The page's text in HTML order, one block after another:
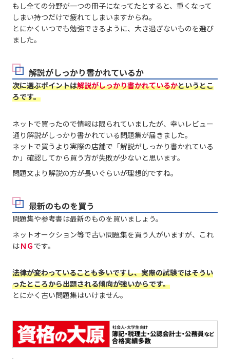
もし全ての分野が一つの冊子になってたとすると、重くなって
しまい持つだけで疲れてしまいますからね。
とにかくいつでも勉強できるように、大き過ぎないものを選び
ました。
解説がしっかり書かれているか
次に選ぶポイントは解説がしっかり書かれているかというとこ
ろです。
ネットで買ったので情報は限られていましたが、幸いレビュー
通り解説がしっかり書かれている問題集が届きました。
ネットで買うより実際の店舗で「解説がしっかり書かれている
か」確認してから買う方が失敗が少ないと思います。
問題文より解説の方が長いぐらいが理想的ですね。
最新のものを買う
問題集や参考書は最新のものを買いましょう。
ネットオークション等で古い問題集を買う人がいますが、これ
はＮＧ です。
法律が変わっていることも多いですし、実際の試験ではそうい
ったところから出題される傾向が強いからです。
とにかく古い問題集はいけません。